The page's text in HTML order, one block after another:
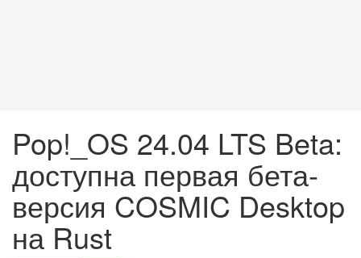
Pop!_OS 24.04 LTS Beta:
доступна первая бета-
версия COSMIC Desktop
на Rust